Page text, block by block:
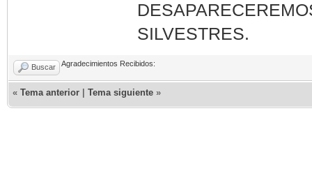
SILVESTRES.
Buscar Agradecimientos Recibidos:
« Tema anterior Tema siguiente »